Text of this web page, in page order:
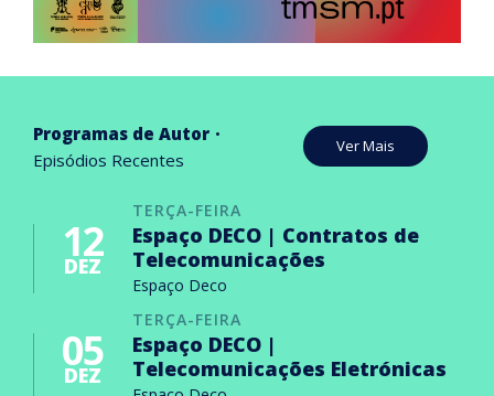
Programas de Autor
Episódios Recentes
Ver Mais
TERÇA-FEIRA
12
DEZ
Espaço DECO | Contratos de
Telecomunicações
Espaço Deco
TERÇA-FEIRA
05
DEZ
Espaço DECO |
Telecomunicações Eletrónicas